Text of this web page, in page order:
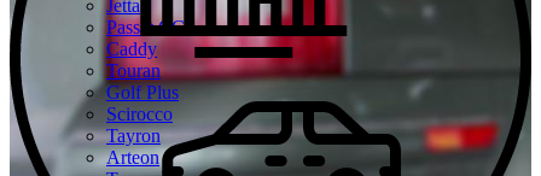
Jetta
Passat CC
Caddy
Touran
Golf Plus
Scirocco
Tayron
Arteon